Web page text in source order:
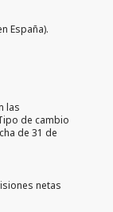
España).
las
de cambio
de 31 de
netas